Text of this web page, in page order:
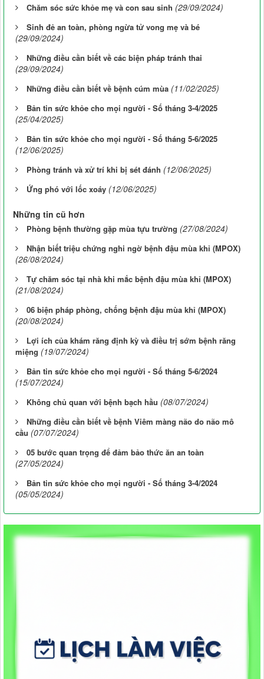
Chăm sóc sức khỏe mẹ và con sau sinh (29/09/2024)
Sinh đẻ an toàn, phòng ngừa tử vong mẹ và bé
(29/09/2024)
Những điều cần biết về các biện pháp tránh thai
(29/09/2024)
Những điều cần biết về bệnh cúm mùa (11/02/2025)
Bản tin sức khỏe cho mọi người - Số tháng 3-4/2025
(25/04/2025)
Bản tin sức khỏe cho mọi người - Số tháng 5-6/2025
(12/06/2025)
Phòng tránh và xử trí khi bị sét đánh (12/06/2025)
Ứng phó với lốc xoáy (12/06/2025)
Những tin cũ hơn
Phòng bệnh thường gặp mùa tựu trường (27/08/2024)
Nhận biết triệu chứng nghi ngờ bệnh đậu mùa khỉ (MPOX)
(26/08/2024)
Tự chăm sóc tại nhà khi mắc bệnh đậu mùa khỉ (MPOX)
(21/08/2024)
06 biện pháp phòng, chống bệnh đậu mùa khỉ (MPOX)
(20/08/2024)
Lợi ích của khám răng định kỳ và điều trị sớm bệnh răng
miệng (19/07/2024)
Bản tin sức khỏe cho mọi người - Số tháng 5-6/2024
(15/07/2024)
Không chủ quan với bệnh bạch hầu (08/07/2024)
Những điều cần biết về bệnh Viêm màng não do não mô
cầu (07/07/2024)
05 bước quan trọng để đảm bảo thức ăn an toàn
(27/05/2024)
Bản tin sức khỏe cho mọi người - Số tháng 3-4/2024
(05/05/2024)